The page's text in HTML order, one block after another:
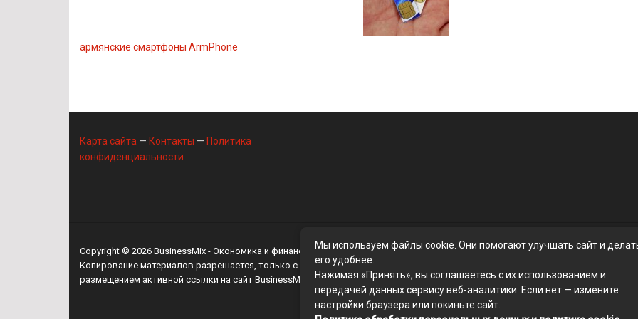
армянские смартфоны ArmPhone
Карта сайта — Контакты — Политика
конфиденциальности
Copyright © 2026 BusinessMix - Экономика и финансы
Копирование материалов разрешается, только с
размещением активной ссылки на сайт BusinessMix
Мы используем файлы cookie. Они помогают улучшать сайт и
его удобнее.
Нажимая «Принять», вы соглашаетесь с их использованием и
передачей данных сервису веб-аналитики. Если нет — измените
настройки браузера или покиньте сайт.